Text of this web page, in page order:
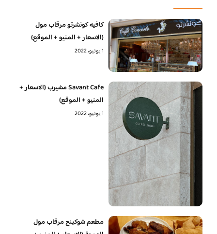
كافيه كونشرتو مرقاب مول
(الاسعار + المنيو + الموقع)
1 يونيو، 2022
Savant Cafe مشيرب (الاسعار +
المنيو + الموقع)
1 يونيو، 2022
مطعم شوكينج مرقاب مول